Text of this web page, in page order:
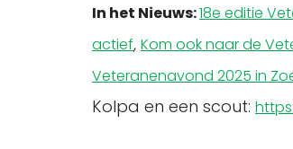
In het Nieuws:18e editie
actief, Kom ook naar de
Veteranenavond 2025 in
Kolpa en een scout: